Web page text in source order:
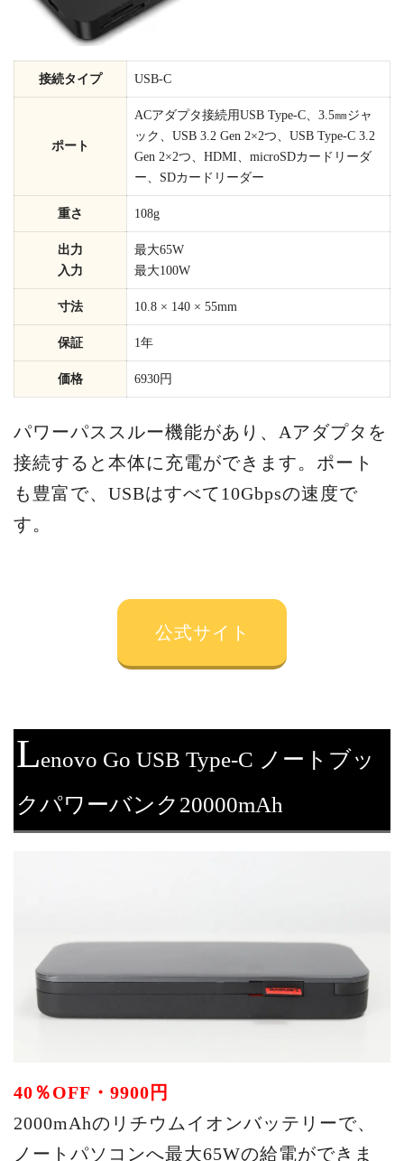
接続タイプ USB-C
ポート
ACアダプタ接続用USB Type-C、3.5㎜ジャ
ック、USB 3.2 Gen 2×2つ、USB Type-C 3.2
Gen 2×2つ、HDMI、microSDカードリーダ
ー、SDカードリーダー
重さ 108g
出力
入力
最大65W
最大100W
寸法 10.8 × 140 × 55mm
保証 1年
価格 6930円
パワーパススルー機能があり、Aアダプタを
接続すると本体に充電ができます。ポート
も豊富で、USBはすべて10Gbpsの速度で
す。
公式サイト
Lenovo Go USB Type-C ノートブッ
クパワーバンク20000mAh
40％OFF・9900円
2000mAhのリチウムイオンバッテリーで、
ノートパソコンへ最大65Wの給電ができま